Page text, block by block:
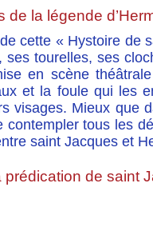
de la légende
cette « Hystoire de
tourelles, ses
en scène
et la foule qui les
visages. Mieux que
tous les
saint Jacques et
prédication de saint